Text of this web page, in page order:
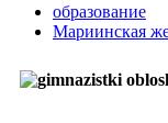
образование
Мариинская